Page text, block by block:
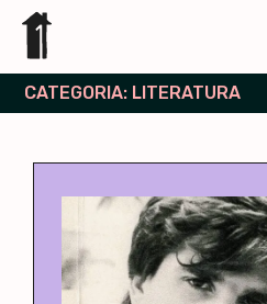
CATEGORIA: LITERATURA